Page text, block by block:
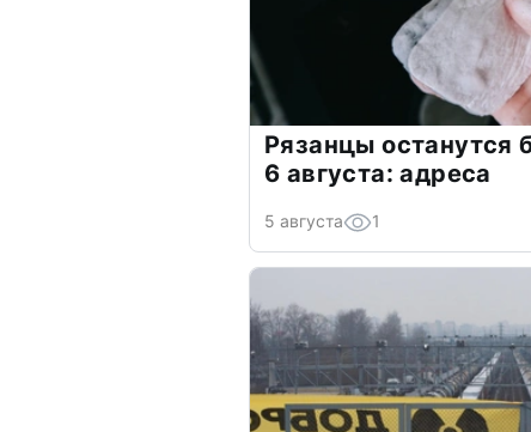
Рязанцы останутся
6 августа: адреса
5 августа 1